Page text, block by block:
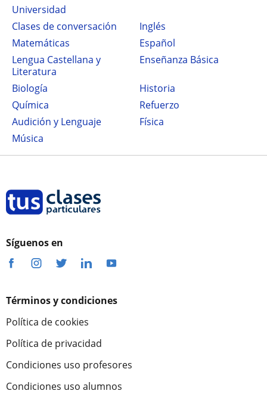
Universidad
Clases de conversación
Inglés
Matemáticas
Español
Lengua Castellana y
Literatura
Enseñanza Básica
Biología
Historia
Química
Refuerzo
Audición y Lenguaje
Física
Música
Síguenos en
Términos y condiciones
Política de cookies
Política de privacidad
Condiciones uso profesores
Condiciones uso alumnos